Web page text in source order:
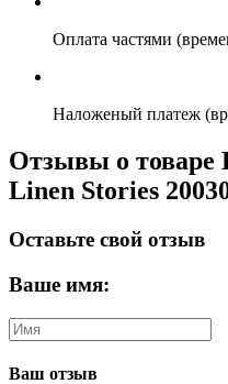
Оплата частями
Наложеный платеж
Отзывы о товаре
Linen Stories
Оставьте свой отзыв
Ваше имя:
Ваш отзыв